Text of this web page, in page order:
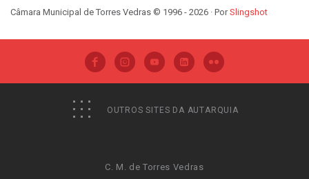
Câmara Municipal de Torres Vedras © 1996 - 2026 · PorSlingshot
OUTROS SITES DA AUTARQUIA
C. M. de Torres Vedras